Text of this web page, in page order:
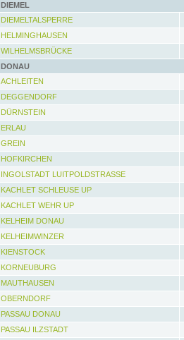
DIEMEL
DIEMELTALSPERRE
HELMINGHAUSEN
WILHELMSBRÜCKE
DONAU
ACHLEITEN
DEGGENDORF
DÜRNSTEIN
ERLAU
GREIN
HOFKIRCHEN
INGOLSTADT LUITPOLDSTRASSE
KACHLET SCHLEUSE UP
KACHLET WEHR UP
KELHEIM DONAU
KELHEIMWINZER
KIENSTOCK
KORNEUBURG
MAUTHAUSEN
OBERNDORF
PASSAU DONAU
PASSAU ILZSTADT